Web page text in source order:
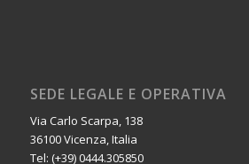
SEDE LEGALE E OPERATIVA
Via Carlo Scarpa, 138
36100 Vicenza, Italia
Tel: (+39) 0444.305850